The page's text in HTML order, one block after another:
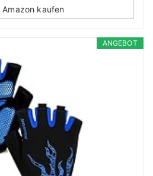
Amazon kaufen
ANGEBOT